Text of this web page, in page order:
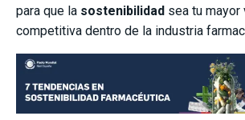
para que la sostenibilidad sea tu mayor
competitiva dentro de la industria